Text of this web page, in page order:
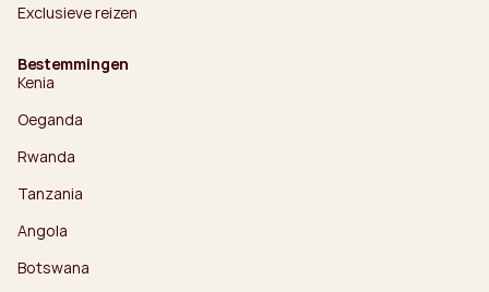
Exclusieve reizen
Bestemmingen
Kenia
Oeganda
Rwanda
Tanzania
Angola
Botswana